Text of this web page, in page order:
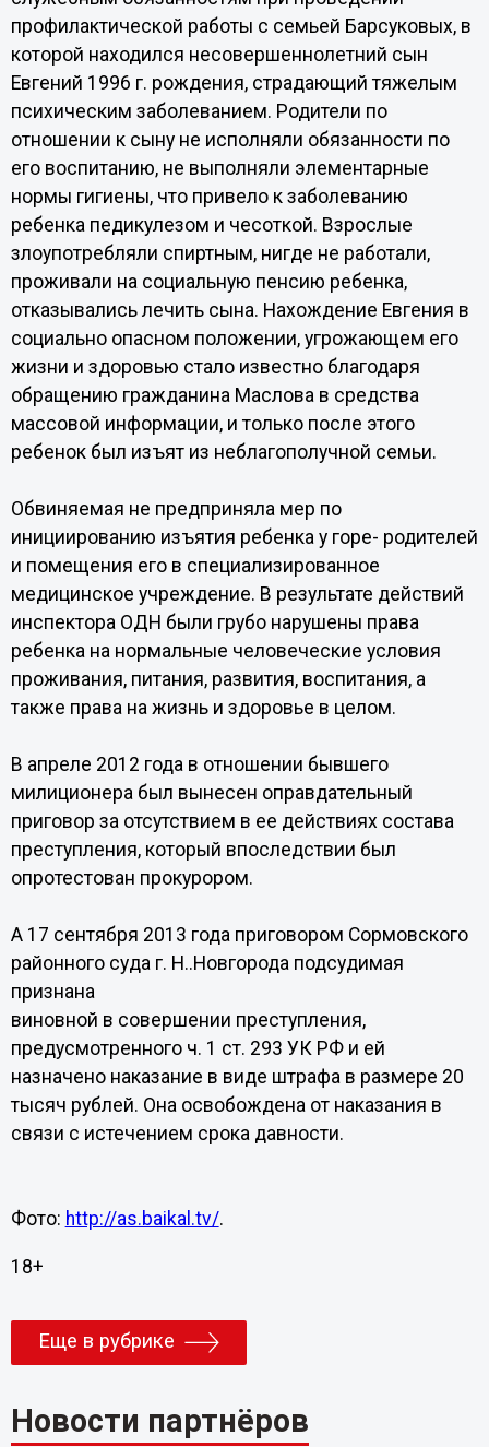
профилактической работы с семьей Барсуковых, в
которой находился несовершеннолетний сын
Евгений 1996 г. рождения, страдающий тяжелым
психическим заболеванием. Родители по
отношении к сыну не исполняли обязанности по
его воспитанию, не выполняли элементарные
нормы гигиены, что привело к заболеванию
ребенка педикулезом и чесоткой. Взрослые
злоупотребляли спиртным, нигде не работали,
проживали на социальную пенсию ребенка,
отказывались лечить сына. Нахождение Евгения в
социально опасном положении, угрожающем его
жизни и здоровью стало известно благодаря
обращению гражданина Маслова в средства
массовой информации, и только после этого
ребенок был изъят из неблагополучной семьи.
Обвиняемая не предприняла мер по
инициированию изъятия ребенка у горе- родителей
и помещения его в специализированное
медицинское учреждение. В результате действий
инспектора ОДН были грубо нарушены права
ребенка на нормальные человеческие условия
проживания, питания, развития, воспитания, а
также права на жизнь и здоровье в целом.
В апреле 2012 года в отношении бывшего
милиционера был вынесен оправдательный
приговор за отсутствием в ее действиях состава
преступления, который впоследствии был
опротестован прокурором.
А 17 сентября 2013 года приговором Сормовского
районного суда г. Н..Новгорода подсудимая
признана
виновной в совершении преступления,
предусмотренного ч. 1 ст. 293 УК РФ и ей
назначено наказание в виде штрафа в размере 20
тысяч рублей. Она освобождена от наказания в
связи с истечением срока давности.
Фото: http://as.baikal.tv/.
18+
Еще в рубрике
Новости партнёров